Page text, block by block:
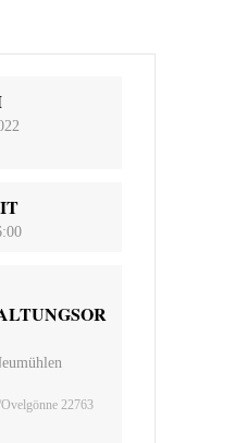
22763